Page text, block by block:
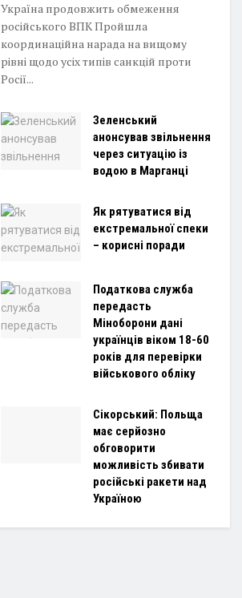
Україна продовжить обмеження
російського ВПК Пройшла
координаційна нарада на вищому
рівні щодо усіх типів санкцій проти
Росії...
Зеленський
анонсував звільнення
через ситуацію із
водою в Марганці
Як рятуватися від
екстремальної спеки
– корисні поради
Податкова служба
передасть
Міноборони дані
українців віком 18-60
років для перевірки
військового обліку
Сікорський: Польща
має серйозно
обговорити
можливість збивати
російські ракети над
Україною